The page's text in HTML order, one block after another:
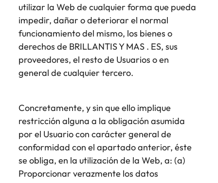
utilizar la Web de cualquier forma que pueda
impedir, dañar o deteriorar el normal
funcionamiento del mismo, los bienes o
derechos de BRILLANTIS Y MAS . ES, sus
proveedores, el resto de Usuarios o en
general de cualquier tercero.
Concretamente, y sin que ello implique
restricción alguna a la obligación asumida
por el Usuario con carácter general de
conformidad con el apartado anterior, éste
se obliga, en la utilización de la Web, a: (a)
Proporcionar verazmente los datos